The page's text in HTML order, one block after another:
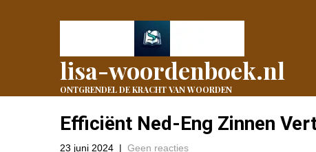
lisa-woordenboek.nl
ONTGRENDEL DE KRACHT VAN WOORDEN
Efficiënt Ned-Eng Zinnen
23 juni 2024 | Geen reacties